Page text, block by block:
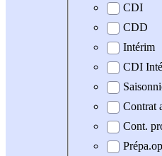
Type de contrat
CDI
CDD
Intérim
CDI
Contrat
Cont.